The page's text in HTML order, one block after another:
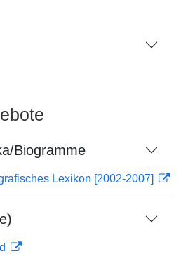
Biogramme
Lexikon [2002-2007]